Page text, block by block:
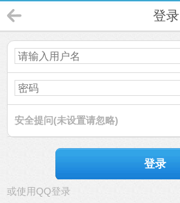
登录
安全提问(未设置请忽略)
登录
或使用QQ登录